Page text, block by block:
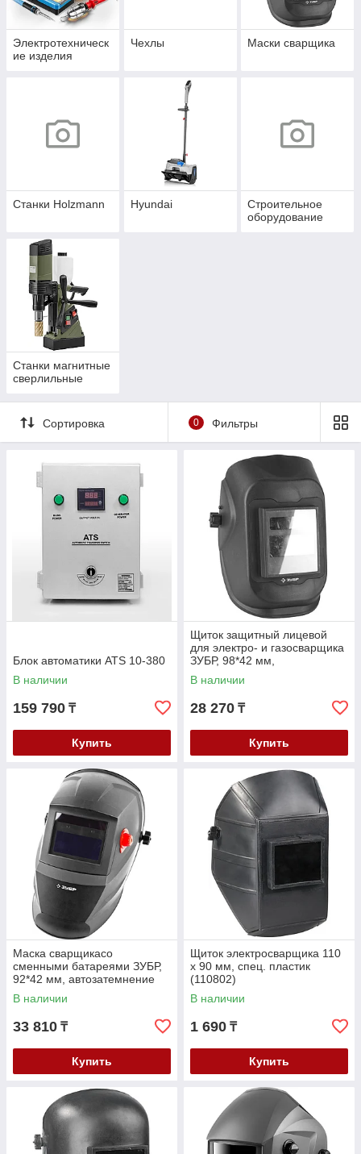
Электротехническ
ие изделия
Чехлы Маски сварщика
Станки Holzmann Hyundai
Строительное
оборудование
Станки магнитные
сверлильные
Сортировка 0 Фильтры
Блок автоматики ATS 10-380
В наличии
159 790 ₸
Купить
Щиток защитный лицевой
для электро- и газосварщика
ЗУБР, 98*42 мм,
автозатемнение (11079)
В наличии
28 270 ₸
Купить
Маска сварщикасо
сменными батареями ЗУБР,
92*42 мм, автозатемнение
(11070)
В наличии
33 810 ₸
Купить
Щиток электросварщика 110
х 90 мм, спец. пластик
(110802)
В наличии
1 690 ₸
Купить